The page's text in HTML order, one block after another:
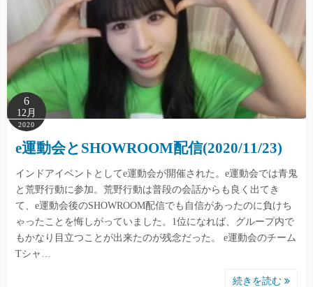
6
12月
2020
e運動会とSHOWROOM配信(2020/11/23)
インドアイベントとしてe運動会が開催された。e運動会では青鬼
と荒野行動に参加。荒野行動は普段の会話からも良く出てき
て、e運動会後のSHOWROOM配信でも自信があったのに負けち
ゃったことを悔しがっていました。1位になれば、グループ内で
もかなり目立つことが出来たのが残念だった。 e運動会のチーム
Tシャ…
続きを読む